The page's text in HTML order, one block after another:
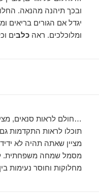
ובכך תיהנה מהנאה.
יגדל אם הגורים בריאים
ומלוכלכים. ראהכלבים
…חולם לראות סנאים,
תוכלו לראות התקדמות
מציין שאתה תהיה לא
מסמל שמחה משפחתית.
מחלוקות וחוסר נעימות